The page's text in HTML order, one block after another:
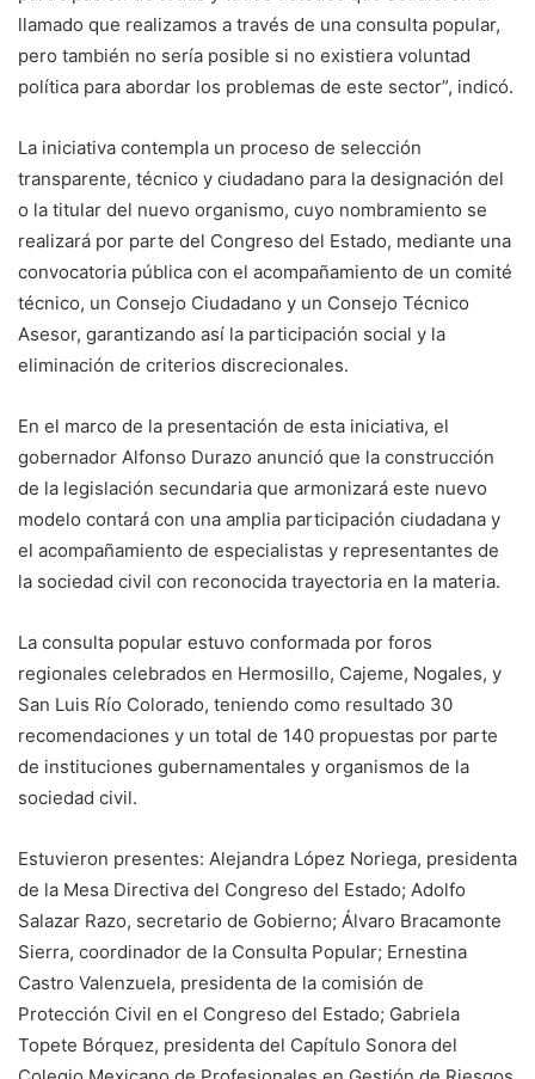
llamado que realizamos a través de una consulta popular,
pero también no sería posible si no existiera voluntad
política para abordar los problemas de este sector”, indicó.
La iniciativa contempla un proceso de selección
transparente, técnico y ciudadano para la designación del
o la titular del nuevo organismo, cuyo nombramiento se
realizará por parte del Congreso del Estado, mediante una
convocatoria pública con el acompañamiento de un comité
técnico, un Consejo Ciudadano y un Consejo Técnico
Asesor, garantizando así la participación social y la
eliminación de criterios discrecionales.
En el marco de la presentación de esta iniciativa, el
gobernador Alfonso Durazo anunció que la construcción
de la legislación secundaria que armonizará este nuevo
modelo contará con una amplia participación ciudadana y
el acompañamiento de especialistas y representantes de
la sociedad civil con reconocida trayectoria en la materia.
La consulta popular estuvo conformada por foros
regionales celebrados en Hermosillo, Cajeme, Nogales, y
San Luis Río Colorado, teniendo como resultado 30
recomendaciones y un total de 140 propuestas por parte
de instituciones gubernamentales y organismos de la
sociedad civil.
Estuvieron presentes: Alejandra López Noriega, presidenta
de la Mesa Directiva del Congreso del Estado; Adolfo
Salazar Razo, secretario de Gobierno; Álvaro Bracamonte
Sierra, coordinador de la Consulta Popular; Ernestina
Castro Valenzuela, presidenta de la comisión de
Protección Civil en el Congreso del Estado; Gabriela
Topete Bórquez, presidenta del Capítulo Sonora del